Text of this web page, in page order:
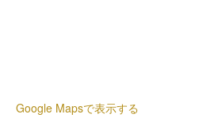
Google Mapsで表示する